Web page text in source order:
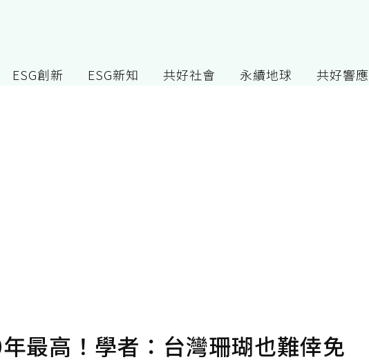
ESG創新 ESG新知 共好社會 永續地球 共好響應
最高！學者：台灣珊瑚也難倖免